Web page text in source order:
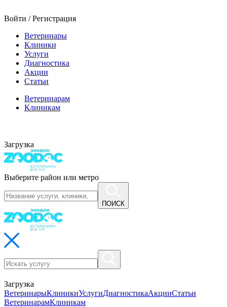
Войти / Регистрация
Ветеринары
Клиники
Услуги
Диагностика
Акции
Статьи
Ветеринарам
Клиникам
Загрузка
Выберите район или метро
ПОИСК
Загрузка
ВетеринарыКлиникиУслугиДиагностикаАкцииСтатьи
ВетеринарамКлиникам